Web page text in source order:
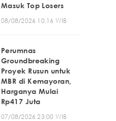
Masuk Top Losers
08/08/2026 10:16 WIB
Perumnas
Groundbreaking
Proyek Rusun untuk
MBR di Kemayoran,
Harganya Mulai
Rp417 Juta
07/08/2026 23:00 WIB